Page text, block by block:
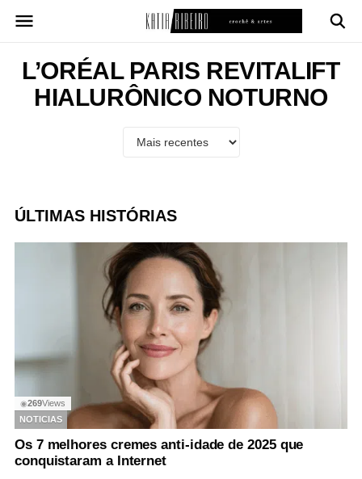
para
conteúdo
L’ORÉAL PARIS REVITALIFT
HIALURÔNICO NOTURNO
ÚLTIMAS HISTÓRIAS
◉269Views
NOTICIAS
Os 7 melhores cremes anti-idade de 2025 que
conquistaram a Internet